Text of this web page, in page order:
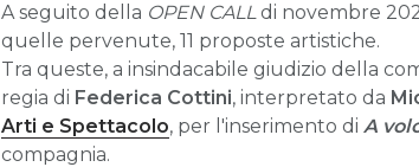
A seguito della OPEN CALLdi novembre
quelle pervenute, 11 proposte artistiche.
Tra queste, a insindacabile giudizio della
regia di Federica Cottini, interpretato da
Arti e Spettacolo, per l'inserimento di A
compagnia.